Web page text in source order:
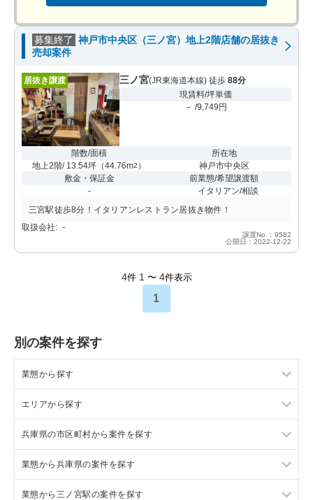
募集終了 神戸市中央区（三ノ宮）地上2階店舗の居抜き
売却案件
居抜き譲渡 三ノ宮(JR東海道本線) 徒歩 88分
現賃料/坪単価
－ /9,749円
階数/面積
地上2階/ 13.54坪 （44.76m2 ）
所在地
神戸市中央区
敷金・保証金
-
前業態/希望譲渡額
イタリアン/相談
三宮駅徒歩8分！イタリアンレストラン居抜き物件！
取扱会社: －
譲渡No.：9582
公開日：2022-12-22
4件 1 〜 4件表示
1
別の案件を探す
業態から探す
ラーメンの居抜き売却物件の案件一覧
フランス料理の居抜き売却物件の案件一覧
イタリア料理の居抜き売却物件の案件一覧
中華の居抜き売却物件の案件一覧
エリアから探す
東京23区の飲食店の居抜き売却物件の案件一覧
東京都下の飲食店の居抜き売却物件の案件一覧
千葉県の飲食店の居抜き売却物件の案件一覧
兵庫県の市区町村から案件を探す
尼崎市の飲食店の居抜き売却物件の案件一覧
西宮市の飲食店の居抜き売却物件の案件一覧
業態から兵庫県の案件を探す
兵庫県のラーメンの居抜き売却物件の案件一覧
業態から三ノ宮駅の案件を探す